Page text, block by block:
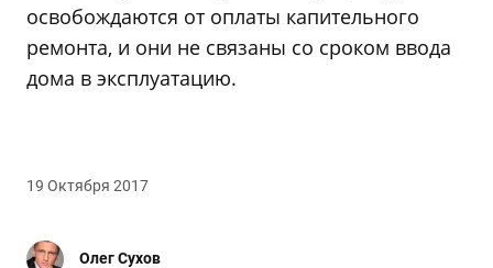
освобождаются от оплаты капительного
ремонта, и они не связаны со сроком ввода
дома в эксплуатацию.
19 Октября 2017
Олег Сухов